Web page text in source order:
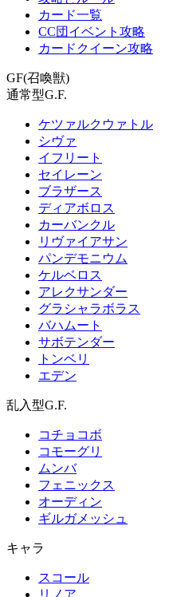
カード一覧
CC団イベント攻略
カードクイーン攻略
GF(召喚獣)
通常型G.F.
ケツァルクウァトル
シヴァ
イフリート
セイレーン
ブラザース
ディアボロス
カーバンクル
リヴァイアサン
パンデモニウム
ケルベロス
アレクサンダー
グラシャラボラス
バハムート
サボテンダー
トンベリ
エデン
乱入型G.F.
コチョコボ
コモーグリ
ムンバ
フェニックス
オーディン
ギルガメッシュ
キャラ
スコール
リノア